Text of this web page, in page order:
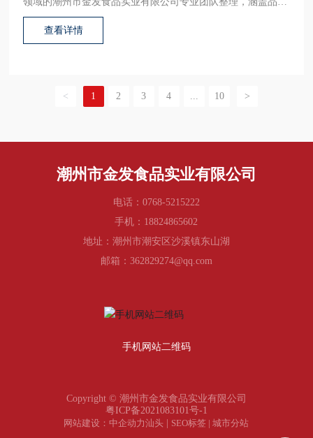
起源、制作工艺、营养对比、选购要点、常见误区等模块，搭
查看详情
< 1 2 3 4 ... 10 >
潮州市金发食品实业有限公司
电话： 0768-5215222
手机： 18824865602
地址：潮州市潮安区沙溪镇东山湖
邮箱： 362829274@qq.com
手机网站二维码
Copyright © 潮州市金发食品实业有限公司
粤ICP备2021083101号-1
网站建设：中企动力汕头 SEO标签 |城市分站